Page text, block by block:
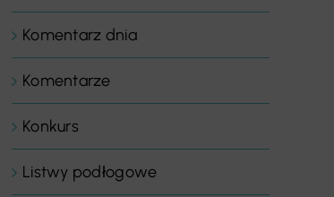
Komentarz dnia
Komentarze
Konkurs
Listwy podłogowe